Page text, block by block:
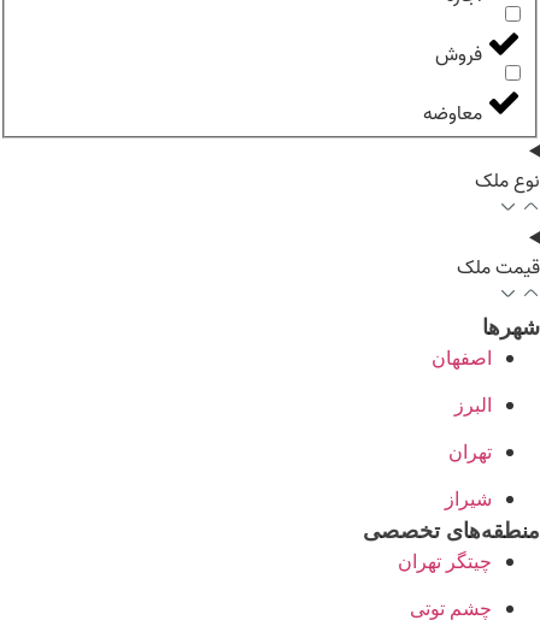
فروش
معاوضه
نوع ملک
قیمت ملک
شهرها
اصفهان
البرز
تهران
شیراز
منطقه‌های تخصصی
چیتگر تهران
چشم توتی